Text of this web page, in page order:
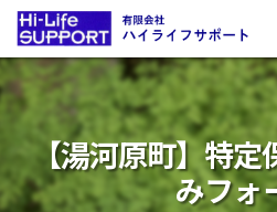
【湯河原町】特定
みフォ